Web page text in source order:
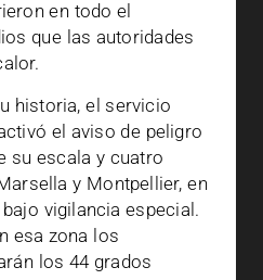
en todo el
que las autoridades
historia, el servicio
el aviso de peligro
su escala y cuatro
y Montpellier, en
vigilancia especial.
esa zona los
los 44 grados